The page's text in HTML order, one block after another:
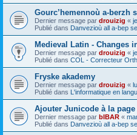
Gourc’hemennoù a-berzh
Dernier message par drouizig «
Publié dans Danvezioù all a-bep
Medieval Latin - Changes
Dernier message par drouizig «
Publié dans COL - Correcteur
Fryske akademy
Dernier message par drouizig «
Publié dans L'informatique en
Ajouter Junicode à la
Dernier message par bIBAR «
Publié dans Danvezioù all a-bep